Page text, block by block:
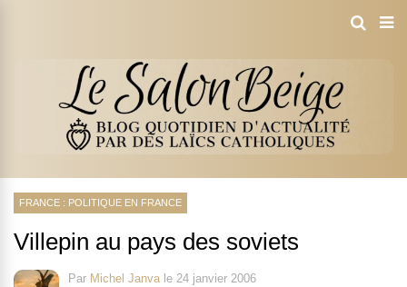
FRANCE : POLITIQUE EN FRANCE
Villepin au pays des soviets
Par Michel Janva le 24 janvier 2006